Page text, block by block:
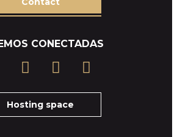
CONECTADAS
Hosting space